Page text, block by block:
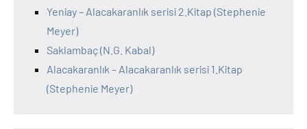
Yeniay – Alacakaranlık serisi 2.Kitap (Stephenie
Meyer)
Saklambaç (N.G. Kabal)
Alacakaranlık – Alacakaranlık serisi 1.Kitap
(Stephenie Meyer)